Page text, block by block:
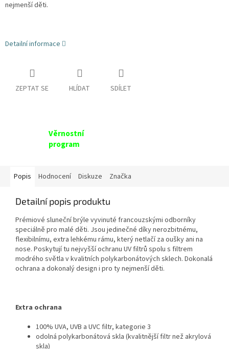
nejmenší děti.
Detailní informace
ZEPTAT SE HLÍDAT SDÍLET
Věrnostní
program
Popis Hodnocení Diskuze Značka
Detailní popis produktu
Prémiové sluneční brýle vyvinuté francouzskými odborníky
speciálně pro malé děti. Jsou jedinečné díky nerozbitnému,
flexibilnímu, extra lehkému rámu, který netlačí za oušky ani na
nose. Poskytují tu nejvyšší ochranu UV filtrů spolu s filtrem
modrého světla v kvalitních polykarbonátových sklech. Dokonalá
ochrana a dokonalý design i pro ty nejmenší děti.
Extra ochrana
100% UVA, UVB a UVC filtr, kategorie 3
odolná polykarbonátová skla (kvalitnější filtr než akrylová
skla)